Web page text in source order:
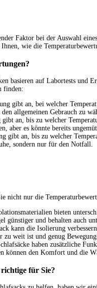
Faktor bei der Auswahl
wie die
basieren auf Labortests und
finden:
gibt an, bei welcher
allgemeinen Gebrauch zu
gibt an, bis zu welcher
aber es könnte bereits
gibt an, bis zu welcher
sondern nur für den Notfall.
nicht nur die
bieten
günstiger und behalten auch
kann die Isolierung
zu weit ist und genug
haben zusätzliche
den Komfort und die
für Sie?